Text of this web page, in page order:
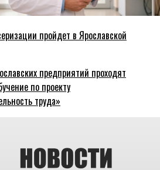
пройдет в Ярославской
предприятий проходят
по проекту
труда»